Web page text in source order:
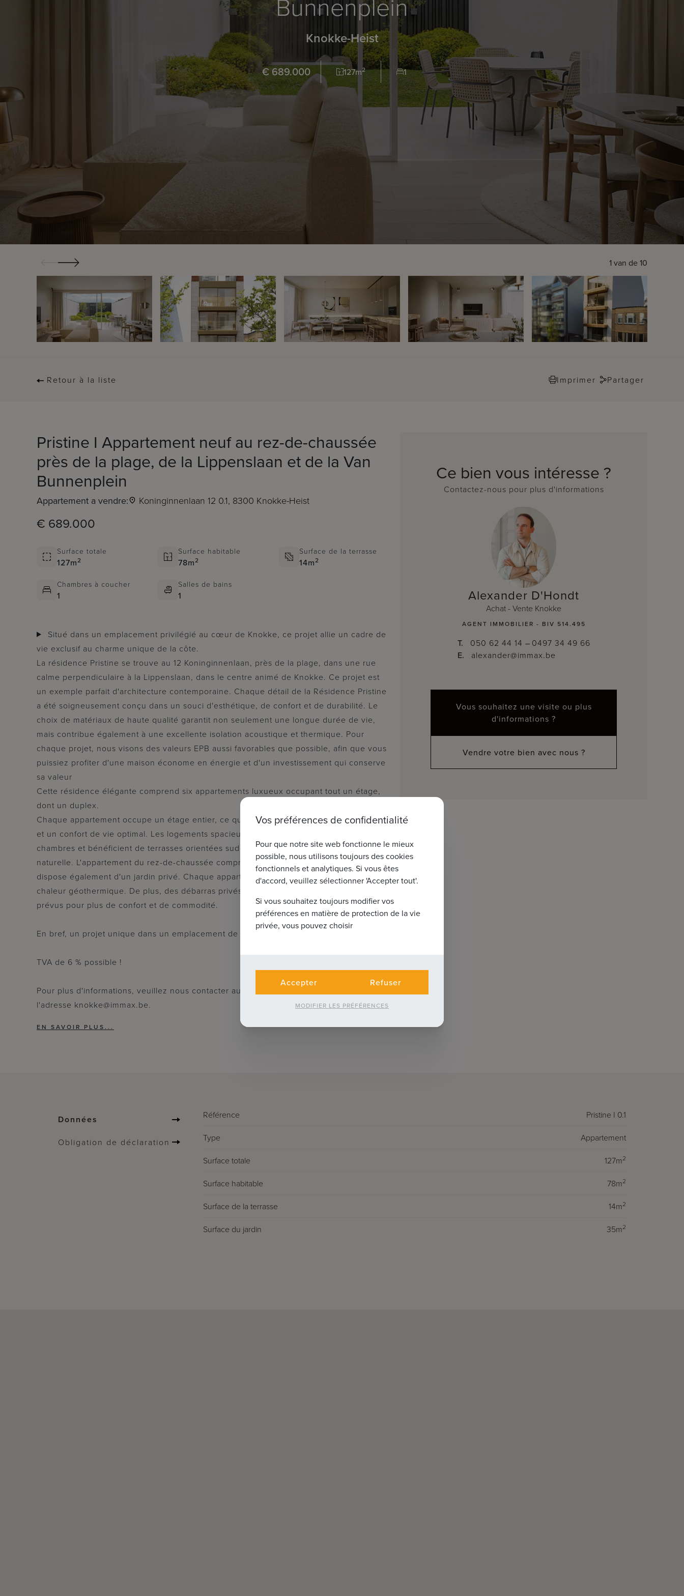
Knokke-Heist
€ 689.000 127m2 1
1 van de10
Retour à la liste Imprimer Partager
Pristine I Appartement neuf au rez-de-chaussée
près de la plage, de la Lippenslaan et de la Van
Bunnenplein
Appartement a vendre: Koninginnenlaan 12 0.1, 8300 Knokke-Heist
€ 689.000
Surface totale
127m2
Surface habitable
78m2
Surface de la terrasse
14m2
Chambres à coucher
1
Salles de bains
1
vie exclusif au charme unique de la côte.
La résidence Pristine se trouve au 12 Koninginnenlaan, près de la plage, dans une rue
calme perpendiculaire à la Lippenslaan, dans le centre animé de Knokke. Ce projet est
un exemple parfait d'architecture contemporaine. Chaque détail de la Résidence Pristine
a été soigneusement conçu dans un souci d'esthétique, de confort et de durabilité. Le
choix de matériaux de haute qualité garantit non seulement une longue durée de vie,
mais contribue également à une excellente isolation acoustique et thermique. Pour
chaque projet, nous visons des valeurs EPB aussi favorables que possible, afin que vous
puissiez profiter d'une maison économe en énergie et d'un investissement qui conserve
sa valeur
Cette résidence élégante comprend six appartements luxueux occupant tout un étage,
dont un duplex.
Chaque appartement occupe un étage entier, ce qui garantit une intimité exceptionnelle
et un confort de vie optimal. Les logements spacieux disposent de deux à trois
chambres et bénéficient de terrasses orientées sud-ouest avec beaucoup de lumière
naturelle. L'appartement du rez-de-chaussée comprend une chambre, un bureau et
dispose également d'un jardin privé. Chaque appartement est équipé d'une pompe à
chaleur géothermique. De plus, des débarras privés et un local à vélos commun sont
prévus pour plus de confort et de commodité.
En bref, un projet unique dans un emplacement de choix.
TVA de 6 % possible !
Pour plus d'informations, veuillez nous contacter au 050 62 44 14 ou par e-mail à
l'adresse knokke@immax.be.
Ce bien vous intéresse ?
Contactez-nous pour plus d'informations
Alexander D'Hondt
Achat - Vente Knokke
AGENT IMMOBILIER - BIV 514.495
T. 050 62 44 14 – 0497 34 49 66
E.
alexander@immax.be
Vous souhaitez une visite ou plus
d'informations ?
Vendre votre bien avec nous ?
Données
Obligation de déclaration
Référence Pristine I 0.1
Type Appartement
Surface totale 127m2
Surface habitable 78m2
Surface de la terrasse 14m2
Surface du jardin 35m2
Vos préférences de confidentialité
Pour que notre site web fonctionne le mieux
possible, nous utilisons toujours des cookies
fonctionnels et analytiques. Si vous êtes
d'accord, veuillez sélectionner 'Accepter tout'.
Si vous souhaitez toujours modifier vos
préférences en matière de protection de la vie
privée, vous pouvez choisir
Accepter Refuser
MODIFIER LES PRÉFÉRENCES